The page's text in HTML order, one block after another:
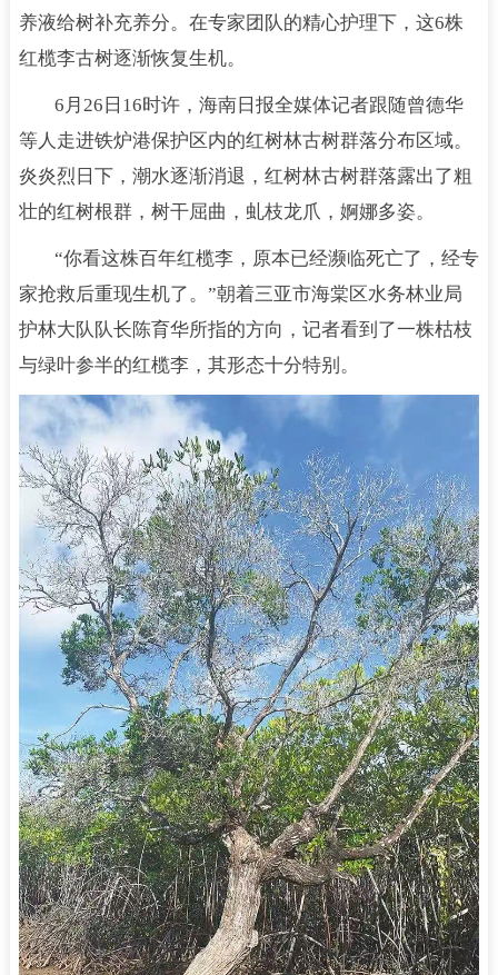
养液给树补充养分。在专家团队的精心护理下，这6株
红榄李古树逐渐恢复生机。
6月26日16时许，海南日报全媒体记者跟随曾德华
等人走进铁炉港保护区内的红树林古树群落分布区域。
炎炎烈日下，潮水逐渐消退，红树林古树群落露出了粗
壮的红树根群，树干屈曲，虬枝龙爪，婀娜多姿。
“你看这株百年红榄李，原本已经濒临死亡了，经专
家抢救后重现生机了。”朝着三亚市海棠区水务林业局
护林大队队长陈育华所指的方向，记者看到了一株枯枝
与绿叶参半的红榄李，其形态十分特别。